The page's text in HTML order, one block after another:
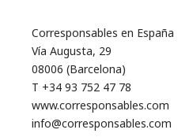
Corresponsables en España
Vía Augusta, 29
08006 (Barcelona)
T +34 93 752 47 78
www.corresponsables.com
info@corresponsables.com